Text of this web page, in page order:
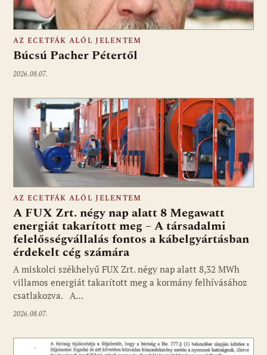
AZ ECETFÁK ALÓL JELENTEM
Búcsú Pacher Pétertől
2026.08.07.
AZ ECETFÁK ALÓL JELENTEM
A FUX Zrt. négy nap alatt 8 Megawatt
energiát takarított meg – A társadalmi
felelősségvállalás fontos a kábelgyártásban
érdekelt cég számára
A miskolci székhelyű FUX Zrt. négy nap alatt 8,32 MWh
villamos energiát takarított meg a kormány felhívásához
csatlakozva. A…
2026.08.07.